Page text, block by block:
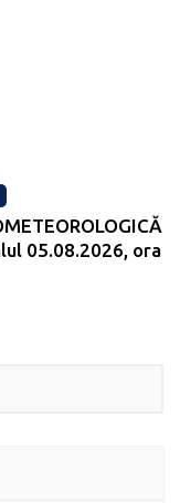
05.08.2026, ora